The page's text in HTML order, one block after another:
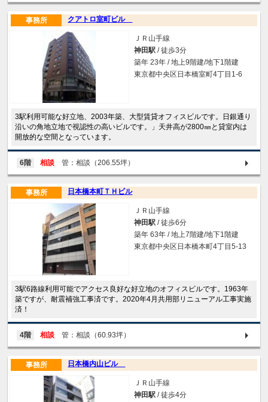
クアトロ室町ビル
事務所
ＪＲ山手線
神田駅 / 徒歩3分
築年 23年 / 地上9階建/地下1階建
東京都中央区日本橋室町4丁目1-6
3駅利用可能な好立地、2003年築、大型賃貸オフィスビルです。日銀通り
沿いの角地立地で視認性の高いビルです。」天井高が2800㎜と貸室内は
開放的な空間となっています。
6階 相談 管：相談（206.55坪）
日本橋本町ＴＨビル
事務所
ＪＲ山手線
神田駅 / 徒歩6分
築年 63年 / 地上7階建/地下1階建
東京都中央区日本橋本町4丁目5-13
3駅6路線利用可能でアクセス良好な好立地のオフィスビルです。1963年
築ですが、耐震補強工事済です。2020年4月共用部リニューアル工事実施
済！
4階 相談 管：相談（60.93坪）
日本橋内山ビル
事務所
ＪＲ山手線
神田駅 / 徒歩4分